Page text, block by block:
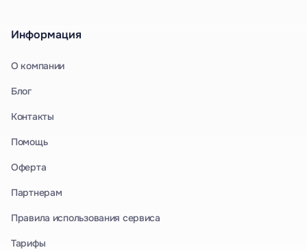
Информация
О компании
Блог
Контакты
Помощь
Оферта
Партнерам
Правила использования сервиса
Тарифы